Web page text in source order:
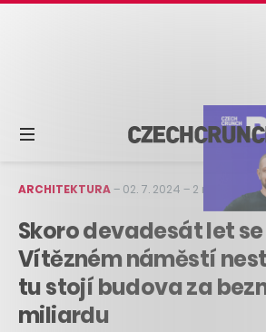
ARCHITEKTURA– 02. 7. 2024 – 2 min čtení
Skoro devadesát let
Vítězném náměstí
tu stojí budova za
miliardu